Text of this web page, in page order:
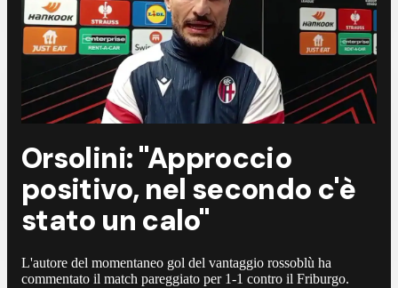
Orsolini: "Approccio
positivo, nel secondo c'è
stato un calo"
L'autore del momentaneo gol del vantaggio rossoblù ha
commentato il match pareggiato per 1-1 contro il Friburgo.